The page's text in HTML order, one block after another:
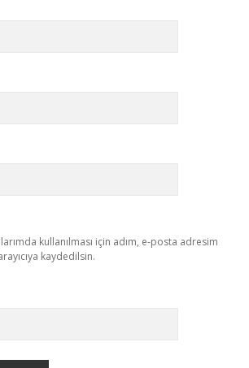
kullanılması için adım, e-posta adresim
kaydedilsin.